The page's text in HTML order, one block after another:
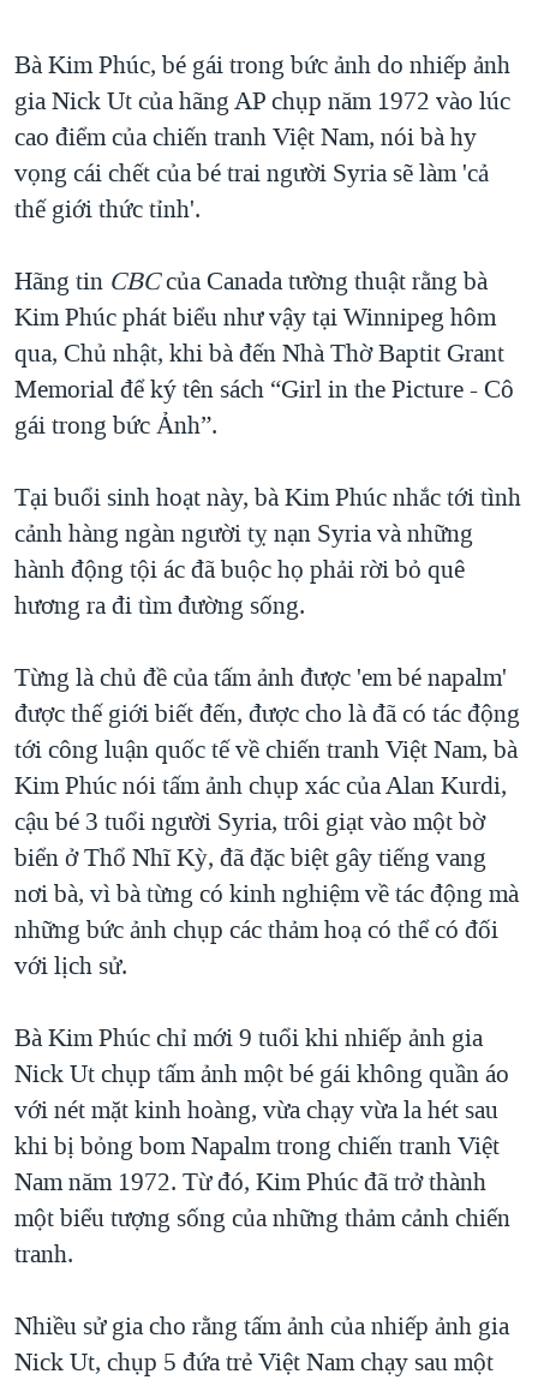
GIÁO DỤC
CHI PHÍ CHIẾN TRANH AFGHANISTAN
CÁC GIÁ TRỊ CỘNG HÒA Ở VIỆT NAM
THƯỢNG ĐỈNH TRUMP-KIM TẠI VIỆT NAM
TRỊNH VĨNH BÌNH VS. CHÍNH PHỦ VIỆT NAM
BÊN KIA QUỐC LỘ: TIẾNG VỌNG TỪ NÔNG THÔN MỸ
QUAN HỆ VIỆT MỸ
Bà Kim Phúc, bé gái trong bức ảnh do nhiếp ảnh
gia Nick Ut của hãng AP chụp năm 1972 vào lúc
cao điểm của chiến tranh Việt Nam, nói bà hy
vọng cái chết của bé trai người Syria sẽ làm 'cả
thế giới thức tỉnh'.
Hãng tin CBCcủa Canada tường thuật rằng bà
Kim Phúc phát biểu như vậy tại Winnipeg hôm
qua, Chủ nhật, khi bà đến Nhà Thờ Baptit Grant
Memorial để ký tên sách “Girl in the Picture - Cô
gái trong bức Ảnh”.
Tại buổi sinh hoạt này, bà Kim Phúc nhắc tới tình
cảnh hàng ngàn người tỵ nạn Syria và những
hành động tội ác đã buộc họ phải rời bỏ quê
hương ra đi tìm đường sống.
Từng là chủ đề của tấm ảnh được 'em bé napalm'
được thế giới biết đến, được cho là đã có tác động
tới công luận quốc tế về chiến tranh Việt Nam, bà
Kim Phúc nói tấm ảnh chụp xác của Alan Kurdi,
cậu bé 3 tuổi người Syria, trôi giạt vào một bờ
biển ở Thổ Nhĩ Kỳ, đã đặc biệt gây tiếng vang
nơi bà, vì bà từng có kinh nghiệm về tác động mà
những bức ảnh chụp các thảm hoạ có thể có đối
với lịch sử.
Bà Kim Phúc chỉ mới 9 tuổi khi nhiếp ảnh gia
Nick Ut chụp tấm ảnh một bé gái không quần áo
với nét mặt kinh hoàng, vừa chạy vừa la hét sau
khi bị bỏng bom Napalm trong chiến tranh Việt
Nam năm 1972. Từ đó, Kim Phúc đã trở thành
một biểu tượng sống của những thảm cảnh chiến
tranh.
Nhiều sử gia cho rằng tấm ảnh của nhiếp ảnh gia
Nick Ut, chụp 5 đứa trẻ Việt Nam chạy sau một